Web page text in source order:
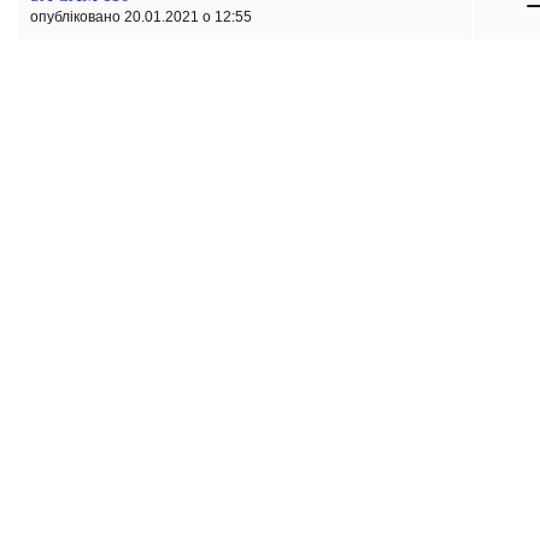
опубліковано 20.01.2021 о 12:55